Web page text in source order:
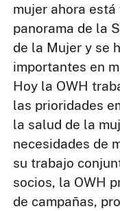
mujer ahora
panorama de la
de la Mujer y se
importantes en
Hoy la OWH
las prioridades
la salud de la
necesidades de
su trabajo
socios, la OWH
de campañas,